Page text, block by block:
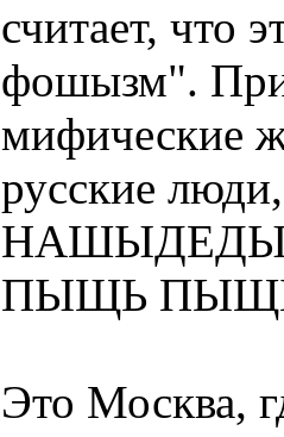
считает, что
фошызм".
мифические
русские
ПЫЩЬ
Это Москва,